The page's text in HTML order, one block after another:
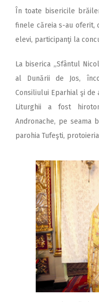
În toate bisericile
finele căreia s-au oferit,
elevi, participanţi la
La biserica ,,Sfântul
al Dunării de Jos,
Consiliului Eparhial şi
Liturghii a fost
Andronache, pe seama
parohia Tufeşti,